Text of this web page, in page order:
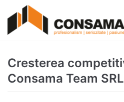
Sari
Cresterea competitivitatii
Cresterea
Consama Team SRL